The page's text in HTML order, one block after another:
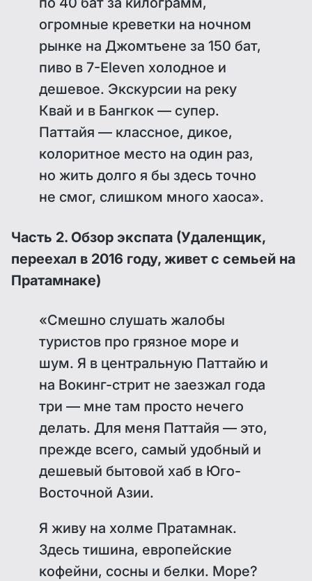
огромные креветки на ночном
рынке на Джомтьене за 150 бат,
пиво в 7-Eleven холодное и
дешевое. Экскурсии на реку
Квай и в Бангкок — супер.
Паттайя — классное, дикое,
колоритное место на один раз,
но жить долго я бы здесь точно
не смог, слишком много хаоса».
Часть 2. Обзор экспата (Удаленщик,
переехал в 2016 году, живет с семьей на
Пратамнаке)
«Смешно слушать жалобы
туристов про грязное море и
шум. Я в центральную Паттайю и
на Вокинг-стрит не заезжал года
три — мне там просто нечего
делать. Для меня Паттайя — это,
прежде всего, самый удобный и
дешевый бытовой хаб в Юго-
Восточной Азии.
Я живу на холме Пратамнак.
Здесь тишина, европейские
кофейни, сосны и белки. Море?